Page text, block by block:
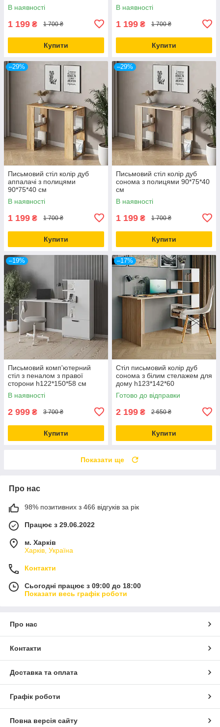
В наявності
1 199 ₴ 1 700 ₴
Купити
В наявності
1 199 ₴ 1 700 ₴
Купити
–29%
Письмовий стіл колір дуб
аппалачі з полицями
90*75*40 см
В наявності
1 199 ₴ 1 700 ₴
Купити
–29%
Письмовий стіл колір дуб
сонома з полицями 90*75*40
см
В наявності
1 199 ₴ 1 700 ₴
Купити
–19%
Письмовий комп'ютерний
стіл з пеналом з правої
сторони h122*150*58 см
В наявності
2 999 ₴ 3 700 ₴
Купити
–17%
Стіл письмовий колір дуб
сонома з білим стелажем для
дому h123*142*60
Готово до відправки
2 199 ₴ 2 650 ₴
Купити
Показати ще
Про нас
98% позитивних з 466 відгуків за рік
Працює з 29.06.2022
м. Харків
Харків, Україна
Контакти
Сьогодні працює з 09:00 до 18:00
Показати весь графік роботи
Про нас
Контакти
Доставка та оплата
Графік роботи
Повна версія сайту